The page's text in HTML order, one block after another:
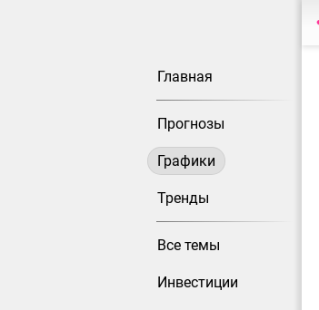
Главная
Прогнозы
Графики
Тренды
Все темы
Инвестиции